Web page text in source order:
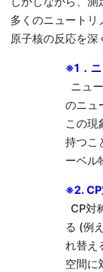
多くのニュートリ
原子核の反応を深
※1．
ニュ
のニュ
この現
持つこ
ーベル
※2.
CP対
る (例
れ替え
空間に